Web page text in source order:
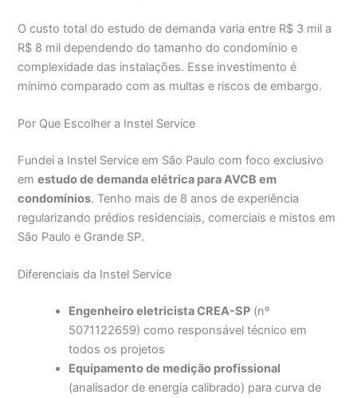
O custo total do estudo de demanda varia entre R$ 3 mil a
R$ 8 mil dependendo do tamanho do condomínio e
complexidade das instalações. Esse investimento é
mínimo comparado com as multas e riscos de embargo.
Por Que Escolher a Instel Service
Fundei a Instel Service em São Paulo com foco exclusivo
emestudo de demanda elétrica para AVCB em
condomínios. Tenho mais de 8 anos de experiência
regularizando prédios residenciais, comerciais e mistos em
São Paulo e Grande SP.
Diferenciais da Instel Service
Engenheiro eletricista CREA-SP (nº
5071122659) como responsável técnico em
todos os projetos
Equipamento de medição profissional
(analisador de energia calibrado) para curva de